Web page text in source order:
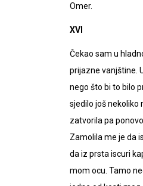
Omer.
XVI
Čekao sam u
prijazne vanjštine.
nego što bi to bilo
sjedilo još nekoliko
zatvorila pa
Zamolila me je da
da iz prsta iscuri
mom ocu. Tamo